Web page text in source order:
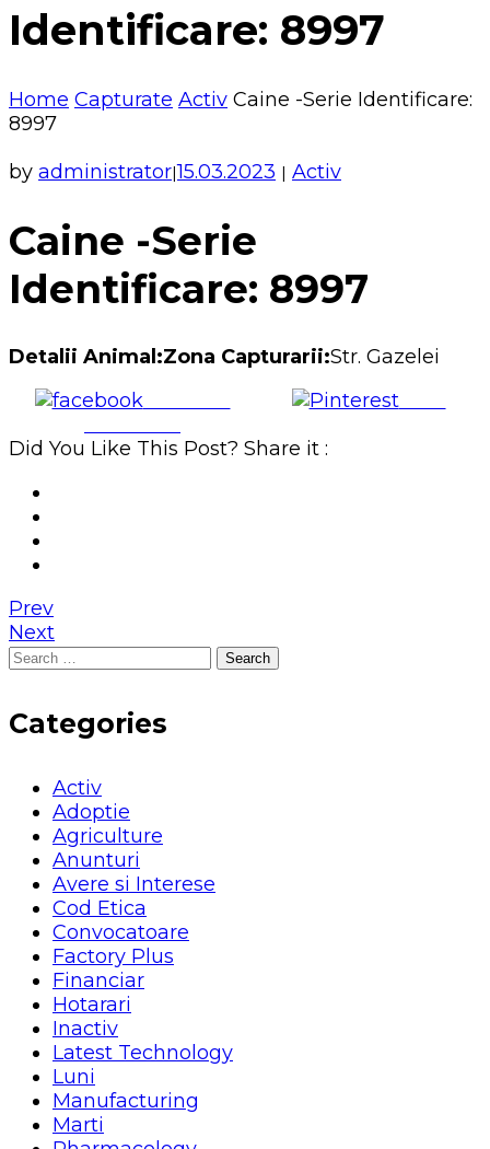
Identificare: 8997
Home Capturate Activ Caine -Serie Identificare:
8997
by administrator|15.03.2023 | Activ
Caine -Serie
Identificare: 8997
Detalii Animal:Zona Capturarii:Str. Gazelei
Share on
Save
Did You Like This Post? Share it :
Prev
Next
Search
Categories
Activ
Adoptie
Agriculture
Anunturi
Avere si Interese
Cod Etica
Convocatoare
Factory Plus
Financiar
Hotarari
Inactiv
Latest Technology
Luni
Manufacturing
Marti